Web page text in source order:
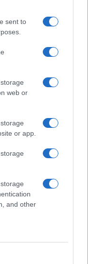
sent to
web or
or app.
and other
S4 akksikat
kijelzőt ingyen,
kimarad a One
funkció, amely